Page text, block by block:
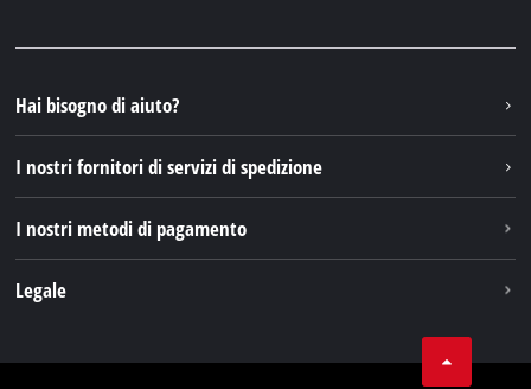
Instagram
TikTok
Pinterest
Hai bisogno di aiuto?
I nostri fornitori di servizi di spedizione
I nostri metodi di pagamento
Legale